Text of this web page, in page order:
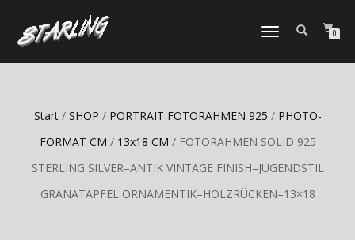
TOGGLE
0
Start/ SHOP / PORTRAIT FOTORAHMEN 925 / PHOTO-
FORMAT CM / 13x18 CM / FOTORAHMEN SOLID 925
STERLING SILVER–ANTIK VINTAGE FINISH–JUGENDSTIL
GRANATAPFEL ORNAMENTIK–HOLZRÜCKEN–13×18